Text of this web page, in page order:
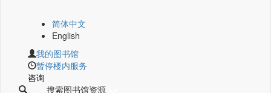
简体中文
English
我的图书馆
暂停楼内服务
咨询
搜索图书馆资源